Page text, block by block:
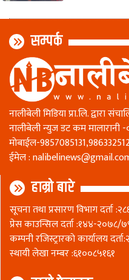
सम्पर्क
नालीबेली मिडिया प्रा.लि. द्वारा
नालीबेली न्युज डट कम मालारानी -
माेबाईल-
ईमेल :
हाम्रो बारे
सूचना तथा प्रसारण विभाग दर्ता
प्रेस काउन्सिल दर्ता :१४४-२०७८/
कम्पनी रजिस्ट्रारकाे कार्यालय
स्थायी लेखा नम्बर :६१००८५१६१